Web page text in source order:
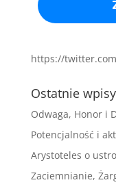
https://
Ostatnie wpisy
Odwaga, Honor i
Potencjalność i
Arystoteles o
Zaciemnianie,